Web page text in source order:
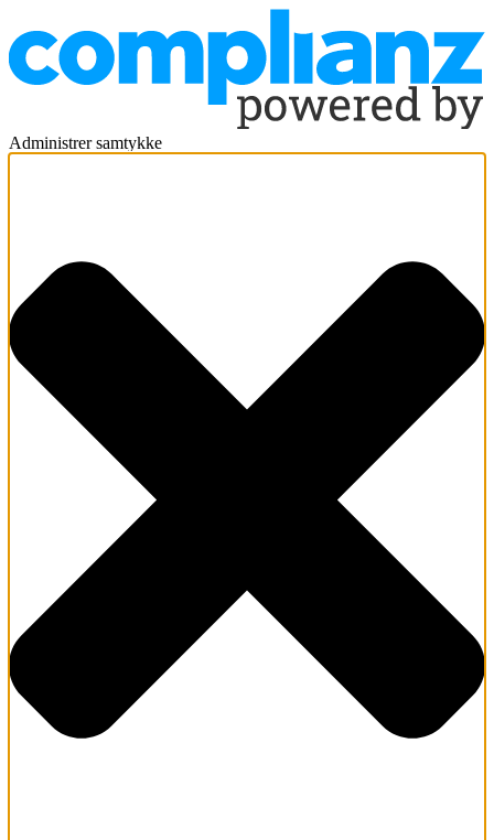
Administrer samtykke